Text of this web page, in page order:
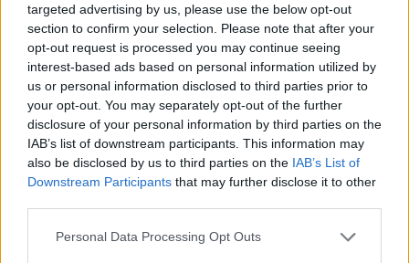
targeted advertising by us, please use the below opt-out
section to confirm your selection. Please note that after your
opt-out request is processed you may continue seeing
interest-based ads based on personal information utilized by
us or personal information disclosed to third parties prior to
your opt-out. You may separately opt-out of the further
disclosure of your personal information by third parties on the
IAB’s list of downstream participants. This information may
also be disclosed by us to third parties on the IAB’s List of
Downstream Participants that may further disclose it to other
Personal Data Processing Opt Outs
Werkte heel goed tot in 2014 de werking afnam, de RA
opvlamde en ik bleek Polyneuropathie onder mijn
voeten te hebben ontwikkeld.
geef mening 0 reacties
Arava
21-12-2015 | Man | 70
leflunomide (10mg)